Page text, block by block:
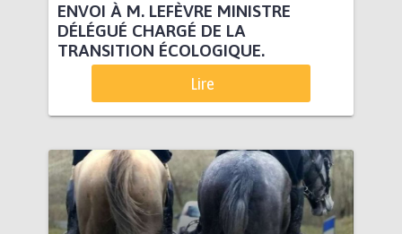
ENVOI À M. LEFÈVRE MINISTRE
DÉLÉGUÉ CHARGÉ DE LA
TRANSITION ÉCOLOGIQUE.
Lire